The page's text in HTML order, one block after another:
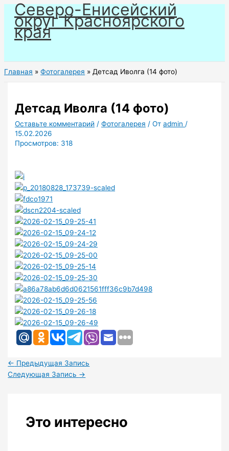
Перейти
содержимому
Северо-Енисейский
округ Красноярского
края
Главная Фотогалерея Детсад Иволга (14 фото)
Детсад Иволга (14 фото)
Оставьте комментарий /Фотогалерея / Отadmin /
15.02.2026
Просмотров: 318
← Предыдущая Запись
Следующая Запись →
Это интересно